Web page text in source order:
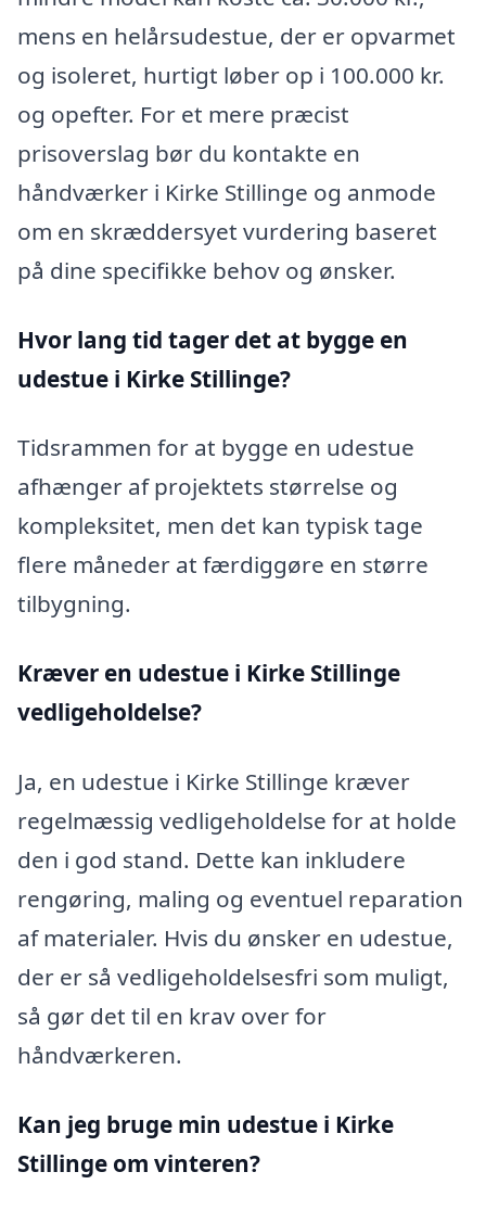
mens en helårsudestue, der er opvarmet
og isoleret, hurtigt løber op i 100.000 kr.
og opefter. For et mere præcist
prisoverslag bør du kontakte en
håndværker i Kirke Stillinge og anmode
om en skræddersyet vurdering baseret
på dine specifikke behov og ønsker.
Hvor lang tid tager det at bygge en
udestue i Kirke Stillinge?
Tidsrammen for at bygge en udestue
afhænger af projektets størrelse og
kompleksitet, men det kan typisk tage
flere måneder at færdiggøre en større
tilbygning.
Kræver en udestue i Kirke Stillinge
vedligeholdelse?
Ja, en udestue i Kirke Stillinge kræver
regelmæssig vedligeholdelse for at holde
den i god stand. Dette kan inkludere
rengøring, maling og eventuel reparation
af materialer. Hvis du ønsker en udestue,
der er så vedligeholdelsesfri som muligt,
så gør det til en krav over for
håndværkeren.
Kan jeg bruge min udestue i Kirke
Stillinge om vinteren?